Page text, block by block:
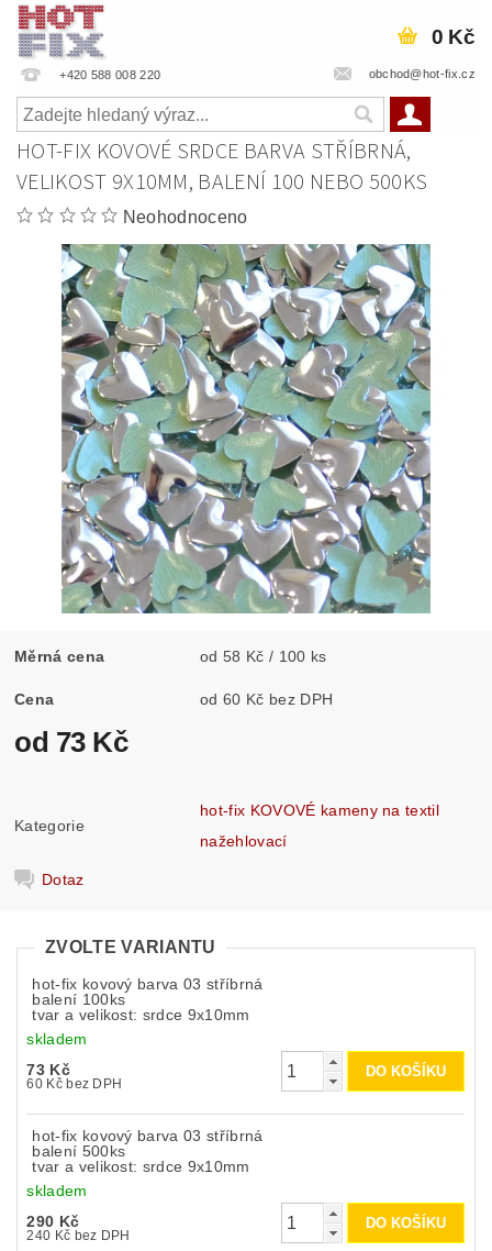
+420 588 008 220 obchod@hot-fix.cz
0 Kč
HOT-FIX KOVOVÉ SRDCE BARVA STŘÍBRNÁ,
VELIKOST 9X10MM, BALENÍ 100 NEBO 500KS
Neohodnoceno
Měrná cena od 58 Kč / 100 ks
Cena od 60 Kč bez DPH
od 73 Kč
Kategorie
hot-fix KOVOVÉ kameny na textil
nažehlovací
Dotaz
ZVOLTE VARIANTU
hot-fix kovový barva 03 stříbrná
balení 100ks
tvar a velikost: srdce 9x10mm
skladem
73 Kč
60 Kč bez DPH
hot-fix kovový barva 03 stříbrná
balení 500ks
tvar a velikost: srdce 9x10mm
skladem
290 Kč
240 Kč bez DPH